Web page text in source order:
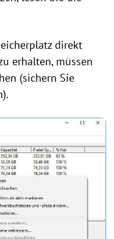
direkt
erhalten, müssen
(sichern Sie